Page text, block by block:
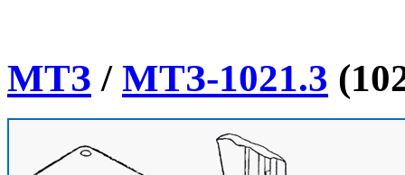
МТЗ / МТЗ-1021.3